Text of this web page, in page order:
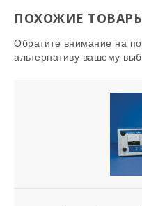
ПОХОЖИЕ
Обратите внимание на
альтернативу вашему